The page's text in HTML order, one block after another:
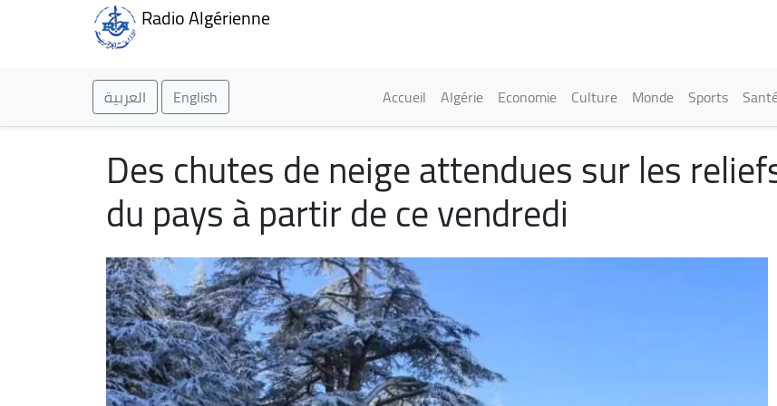
Radio Algérienne
العربية English Main navigation
Accueil Algérie Economie Culture Monde Sports
Des chutes de neige attendues sur les
du pays à partir de ce vendredi